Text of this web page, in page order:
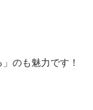
のも魅力です！